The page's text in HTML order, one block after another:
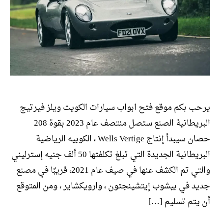
يرحب بكم موقع فتح ابواب سيارات الكويت ويلز فيرتيج
البريطانية الصنع ستصل منتصف عام 2023 بقوة 208
حصان سيبدأ إنتاج Wells Vertige ، الكوبيه الرياضية
البريطانية الجديدة التي تبلغ تكلفتها 50 ألف جنيه إسترليني
والتي تم الكشف عنها في صيف عام 2021، قريبًا في مصنع
جديد في بيشوب إيتشينجتون ، وارويكشاير ، ومن المتوقع
أن يتم تسليم […]